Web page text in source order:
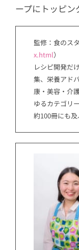
ープにトッピン
監修：食のス
x.html）
レシピ開発だ
集、栄養アド
康・美容・介
ゆるカテゴリ
約100冊にも及